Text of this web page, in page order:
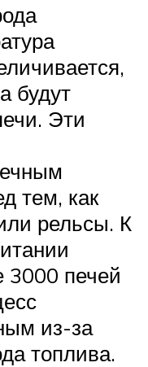
будут
Эти
тем, как
рельсы. К
3000 печей
из-за
топлива.